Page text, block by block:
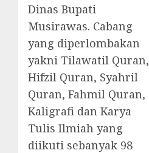
Dinas Bupati
Musirawas. Cabang
yang diperlombakan
yakni Tilawatil Quran,
Hifzil Quran, Syahril
Quran, Fahmil Quran,
Kaligrafi dan Karya
Tulis Ilmiah yang
diikuti sebanyak 98